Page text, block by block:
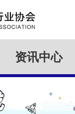
资讯中心